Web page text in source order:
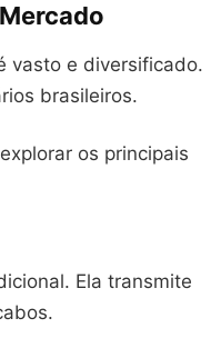
vasto e diversificado.
brasileiros.
os principais
Ela transmite